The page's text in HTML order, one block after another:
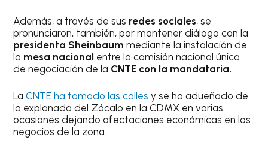
Además, a través de sus redes sociales, se
pronunciaron, también, por mantener diálogo con la
presidenta Sheinbaum mediante la instalación de
la mesa nacional entre la comisión nacional única
de negociación de la CNTE con la mandataria.
LaCNTE ha tomado las callesy se ha adueñado de
la explanada del Zócalo en la CDMX en varias
ocasiones dejando afectaciones económicas en los
negocios de la zona.